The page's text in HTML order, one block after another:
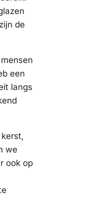
de
een
langs
we
ook op